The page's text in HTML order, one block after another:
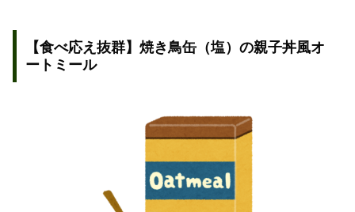
【食べ応え抜群】焼き鳥缶（塩）の親子丼風オ
ートミール